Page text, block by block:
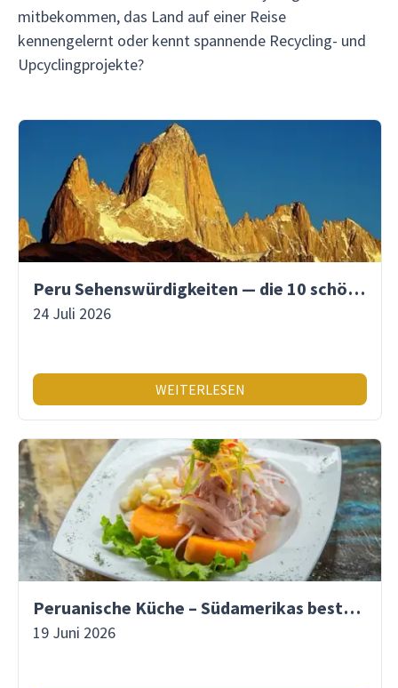
mitbekommen, das Land auf einer Reise
kennengelernt oder kennt spannende Recycling- und
Upcyclingprojekte?
Peru Sehenswürdigkeiten — die 10 schönsten Orte
24 Juli 2026
WEITERLESEN
Peruanische Küche – Südamerikas beste Gastronomie
19 Juni 2026